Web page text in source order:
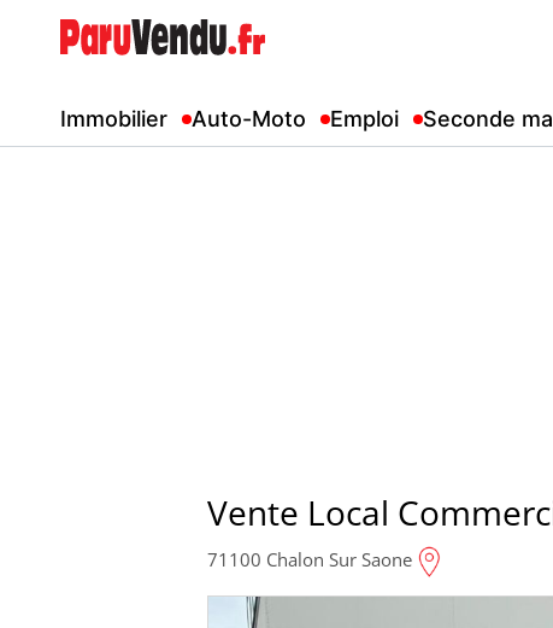
Immobilier Auto-Moto Emploi Seconde
Vente Local
71100 Chalon Sur Saone